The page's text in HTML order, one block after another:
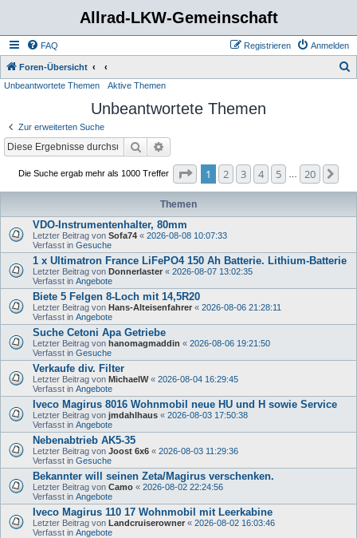
Allrad-LKW-Gemeinschaft
FAQ Anmelden
Registrieren
Foren-Übersicht
Unbeantwortete Themen Aktive Themen
Unbeantwortete Themen
Zur erweiterten Suche
Suche
Die Suche ergab mehr als 1000 Treffer Seite von
1 2 3 4 5 20
Themen
VDO-Instrumentenhalter, 80mm
Letzter Beitrag von Sofa74 « 2026-08-08 10:07:33
Verfasst in Gesuche
1 x Ultimatron France LiFePO4 150 Ah Batterie. Lithium-Batterie
Letzter Beitrag von Donnerlaster « 2026-08-07 13:02:35
Verfasst in Angebote
Biete 5 Felgen 8-Loch mit 14,5R20
Letzter Beitrag von Hans-Alteisenfahrer « 2026-08-06 21:28:11
Verfasst in Angebote
Suche Cetoni Apa Getriebe
Letzter Beitrag von hanomagmaddin « 2026-08-06 19:21:50
Verfasst in Gesuche
Verkaufe div. Filter
Letzter Beitrag von MichaelW« 2026-08-04 16:29:45
Verfasst in Angebote
Iveco Magirus 8016 Wohnmobil neue HU und H sowie Service
Letzter Beitrag von jmdahlhaus « 2026-08-03 17:50:38
Verfasst in Angebote
Nebenabtrieb AK5-35
Letzter Beitrag von Joost 6x6 « 2026-08-03 11:29:36
Verfasst in Gesuche
Bekannter will seinen Zeta/Magirus verschenken.
Letzter Beitrag von Camo « 2026-08-02 22:24:56
Verfasst in Angebote
Iveco Magirus 110 17 Wohnmobil mit Leerkabine
Letzter Beitrag von Landcruiserowner « 2026-08-02 16:03:46
Verfasst in Angebote